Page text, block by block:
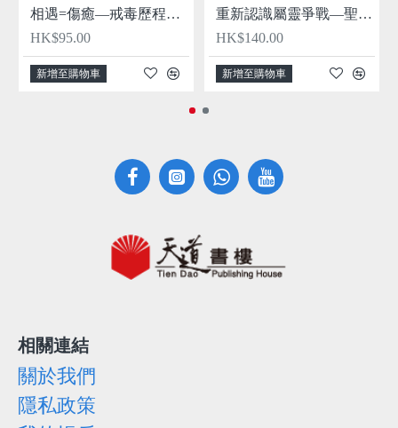
相遇=傷癒—戒毒歷程生命故事集
HK$95.00
新增至購物車
重新認識屬靈爭戰—聖經研究、心理治療和心靈醫治的整合
HK$140.00
新增至購物車
相關連結
關於我們
隱私政策